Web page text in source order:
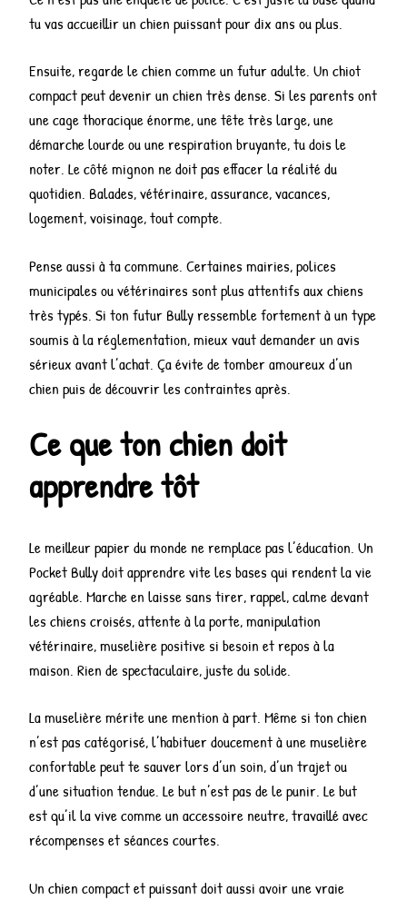
tu vas accueillir un chien puissant pour dix ans ou plus.
Ensuite, regarde le chien comme un futur adulte. Un chiot
compact peut devenir un chien très dense. Si les parents ont
une cage thoracique énorme, une tête très large, une
démarche lourde ou une respiration bruyante, tu dois le
noter. Le côté mignon ne doit pas effacer la réalité du
quotidien. Balades, vétérinaire, assurance, vacances,
logement, voisinage, tout compte.
Pense aussi à ta commune. Certaines mairies, polices
municipales ou vétérinaires sont plus attentifs aux chiens
très typés. Si ton futur Bully ressemble fortement à un type
soumis à la réglementation, mieux vaut demander un avis
sérieux avant l’achat. Ça évite de tomber amoureux d’un
chien puis de découvrir les contraintes après.
Ce que ton chien doit
apprendre tôt
Le meilleur papier du monde ne remplace pas l’éducation. Un
Pocket Bully doit apprendre vite les bases qui rendent la vie
agréable. Marche en laisse sans tirer, rappel, calme devant
les chiens croisés, attente à la porte, manipulation
vétérinaire, muselière positive si besoin et repos à la
maison. Rien de spectaculaire, juste du solide.
La muselière mérite une mention à part. Même si ton chien
n’est pas catégorisé, l’habituer doucement à une muselière
confortable peut te sauver lors d’un soin, d’un trajet ou
d’une situation tendue. Le but n’est pas de le punir. Le but
est qu’il la vive comme un accessoire neutre, travaillé avec
récompenses et séances courtes.
Un chien compact et puissant doit aussi avoir une vraie